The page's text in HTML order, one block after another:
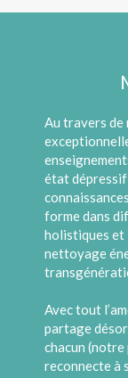
Au travers de
état dépressif
forme dans
holistiques
nettoyage
Avec tout
partage
chacun
reconnecte à